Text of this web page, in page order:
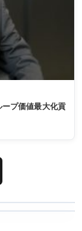
プ価値最大化貢